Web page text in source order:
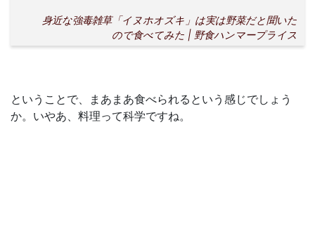
身近な強毒雑草「イヌホオズキ」は実は野菜だと聞いた
ので食べてみた | 野食ハンマープライス
ということで、まあまあ食べられるという感じでしょう
か。いやあ、料理って科学ですね。